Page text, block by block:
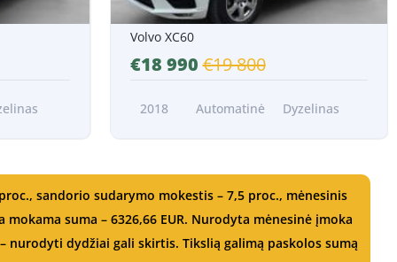
Nuo 348 EUR/Mėn.*
Volvo XC60
€18 990€19 800
2018 Automatinė Dyzelinas
sandorio sudarymo mokestis – 7,5 proc., mėnesinis
suma – 6326,66 EUR. Nurodyta mėnesinė įmoka
dydžiai gali skirtis. Tikslią galimą paskolos sumą